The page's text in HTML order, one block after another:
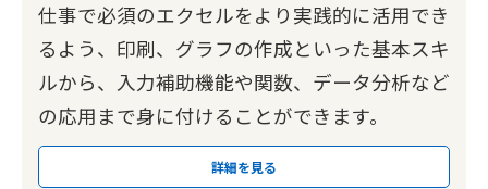
仕事で必須のエクセルをより実践的に活用でき
るよう、印刷、グラフの作成といった基本スキ
ルから、入力補助機能や関数、データ分析など
の応用まで身に付けることができます。
詳細を見る